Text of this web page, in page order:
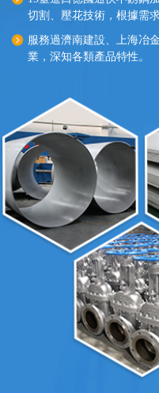
切割、壓花技術，根據需求
服務過濟南建設、上海冶
業，深知各類產品特性。